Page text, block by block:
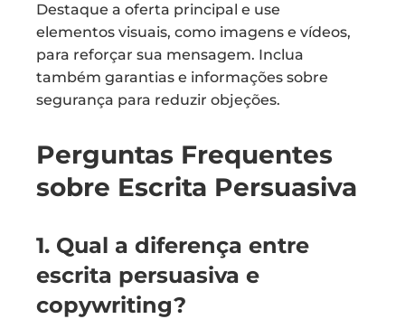
Destaque a oferta principal e use
elementos visuais, como imagens e vídeos,
para reforçar sua mensagem. Inclua
também garantias e informações sobre
segurança para reduzir objeções.
Perguntas Frequentes
sobre Escrita Persuasiva
1. Qual a diferença entre
escrita persuasiva e
copywriting?